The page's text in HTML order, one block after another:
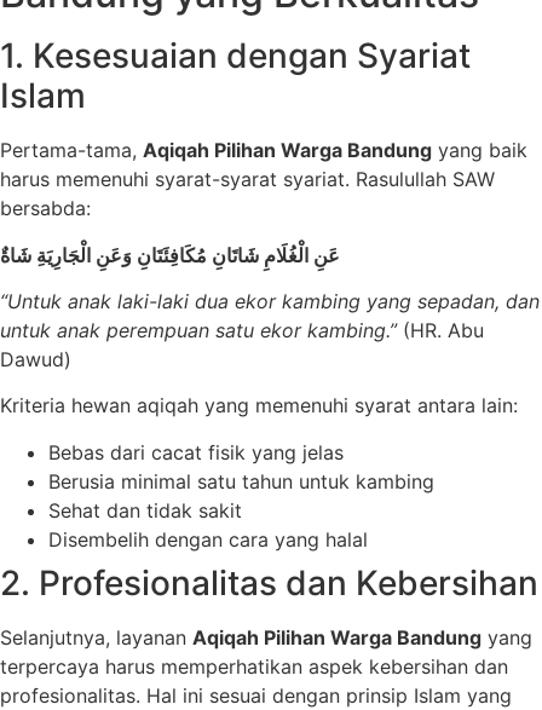
1. Kesesuaian dengan Syariat
Islam
Pertama-tama, Aqiqah Pilihan Warga Bandung yang baik
harus memenuhi syarat-syarat syariat. Rasulullah SAW
bersabda:
عَنِ الْغُلَامِ شَاتَانِ مُكَافِئَتَانِ وَعَنِ الْجَارِيَةِ شَاةٌ
“Untuk anak laki-laki dua ekor kambing yang sepadan, dan
untuk anak perempuan satu ekor kambing.”(HR. Abu
Dawud)
Kriteria hewan aqiqah yang memenuhi syarat antara lain:
Bebas dari cacat fisik yang jelas
Berusia minimal satu tahun untuk kambing
Sehat dan tidak sakit
Disembelih dengan cara yang halal
2. Profesionalitas dan Kebersihan
Selanjutnya, layanan Aqiqah Pilihan Warga Bandung yang
terpercaya harus memperhatikan aspek kebersihan dan
profesionalitas. Hal ini sesuai dengan prinsip Islam yang